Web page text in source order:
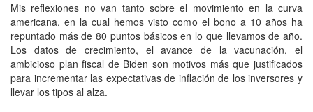
Mis reflexiones no van tanto sobre el movimiento en la curva
americana, en la cual hemos visto como el bono a 10 años ha
repuntado más de 80 puntos básicos en lo que llevamos de año.
Los datos de crecimiento, el avance de la vacunación, el
ambicioso plan fiscal de Biden son motivos más que justificados
para incrementar las expectativas de inflación de los inversores y
llevar los tipos al alza.